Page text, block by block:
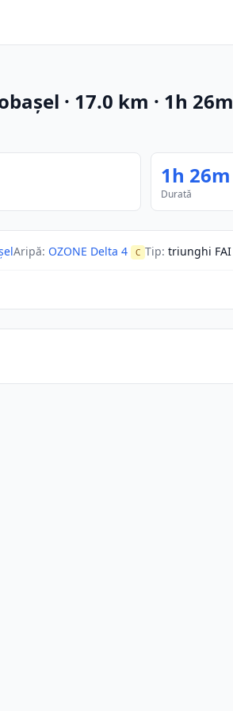
· 17.0 km · 1h 26m
1h 26m
Durată
Aripă: OZONE Delta 4 C Tip: triunghi FAI